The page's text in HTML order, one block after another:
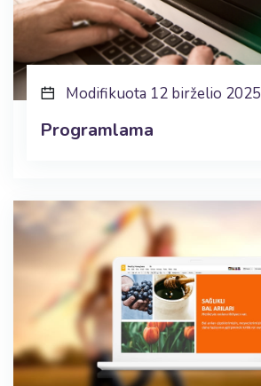
Modifikuota 12 birželio 2025
Programlama